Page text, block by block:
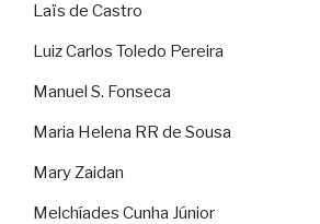
Laïs de Castro
Luiz Carlos Toledo Pereira
Manuel S. Fonseca
Maria Helena RR de Sousa
Mary Zaidan
Melchíades Cunha Júnior